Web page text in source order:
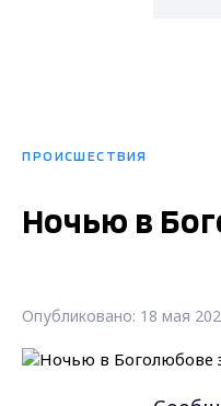
ПРОИСШЕСТВИЯ
Ночью в
Опубликовано: 18 мая